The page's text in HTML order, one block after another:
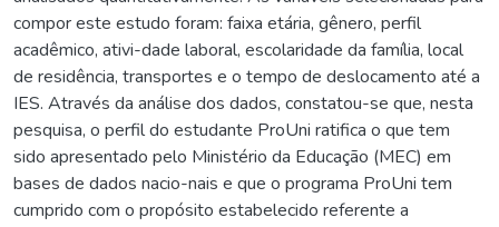
compor este estudo foram: faixa etária, gênero, perfil
acadêmico, ativi-dade laboral, escolaridade da família, local
de residência, transportes e o tempo de deslocamento até a
IES. Através da análise dos dados, constatou-se que, nesta
pesquisa, o perfil do estudante ProUni ratifica o que tem
sido apresentado pelo Ministério da Educação (MEC) em
bases de dados nacio-nais e que o programa ProUni tem
cumprido com o propósito estabelecido referente a